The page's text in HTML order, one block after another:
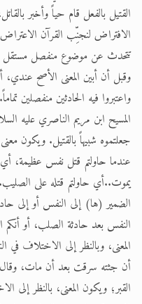
القتيل بالفعل قام حياً وأخبر
الافتراض لنجنِّب القرآن
تتحدث عن موضوع منفصل مستقل
وقبل أن أبين المعنى الأصح عندي،
واعتبروا فيه الحادثين منفصلين
المسيح ابن مريم الناصري عليه
جعلتموه شبيهاً بالقتيل. ويكون
عندما حاولتم قتل نفس عظيمة،
يموت..أي حاولتم قتله على
الضمير (ها) إلى النفس أو إلى
النفس بعد حادثة الصلب، أو
المعنى، وبالنظر إلى الاختلاف في
أن جثته سرقت بعد أن مات،
القبر؛ ويكون المعنى، بالنظر